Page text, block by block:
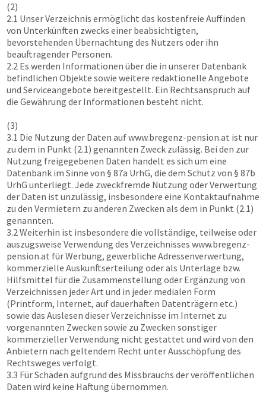
(2)
2.1 Unser Verzeichnis ermöglicht das kostenfreie Auffinden
von Unterkünften zwecks einer beabsichtigten,
bevorstehenden Übernachtung des Nutzers oder ihn
beauftragender Personen.
2.2 Es werden Informationen über die in unserer Datenbank
befindlichen Objekte sowie weitere redaktionelle Angebote
und Serviceangebote bereitgestellt. Ein Rechtsanspruch auf
die Gewährung der Informationen besteht nicht.
(3)
3.1 Die Nutzung der Daten aufwww.bregenz-pension.at ist nur
zu dem in Punkt (2.1) genannten Zweck zulässig. Bei den zur
Nutzung freigegebenen Daten handelt es sich um eine
Datenbank im Sinne von § 87a UrhG, die dem Schutz von § 87b
UrhG unterliegt. Jede zweckfremde Nutzung oder Verwertung
der Daten ist unzulässig, insbesondere eine Kontaktaufnahme
zu den Vermietern zu anderen Zwecken als dem in Punkt (2.1)
genannten.
3.2 Weiterhin ist insbesondere die vollständige, teilweise oder
auszugsweise Verwendung des Verzeichnisses www.bregenz-
pension.at für Werbung, gewerbliche Adressenverwertung,
kommerzielle Auskunftserteilung oder als Unterlage bzw.
Hilfsmittel für die Zusammenstellung oder Ergänzung von
Verzeichnissen jeder Art und in jeder medialen Form
(Printform, Internet, auf dauerhaften Datenträgern etc.)
sowie das Auslesen dieser Verzeichnisse im Internet zu
vorgenannten Zwecken sowie zu Zwecken sonstiger
kommerzieller Verwendung nicht gestattet und wird von den
Anbietern nach geltendem Recht unter Ausschöpfung des
Rechtsweges verfolgt.
3.3 Für Schäden aufgrund des Missbrauchs der veröffentlichen
Daten wird keine Haftung übernommen.